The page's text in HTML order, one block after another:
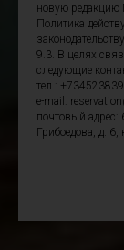
новую редакцию
Политика
9.3. В целях
следующие
тел.:
e-mail:
почтовый адрес:
Грибоедова, д.